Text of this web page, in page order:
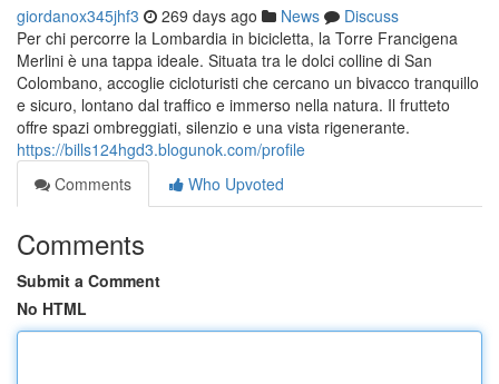
giordanox345jhf3 269 days ago News
Discuss
Per chi percorre la Lombardia in bicicletta, la Torre Francigena
Merlini è una tappa ideale. Situata tra le dolci colline di San
Colombano, accoglie cicloturisti che cercano un bivacco tranquillo
e sicuro, lontano dal traffico e immerso nella natura. Il frutteto
offre spazi ombreggiati, silenzio e una vista rigenerante.
https://bills124hgd3.blogunok.com/profile
Comments
Who Upvoted
Comments
Submit a Comment
No HTML